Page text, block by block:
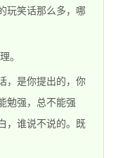
玩笑话那么多，哪
。
，是你提出的，你
勉强，总不能强
，谁说不说的。既